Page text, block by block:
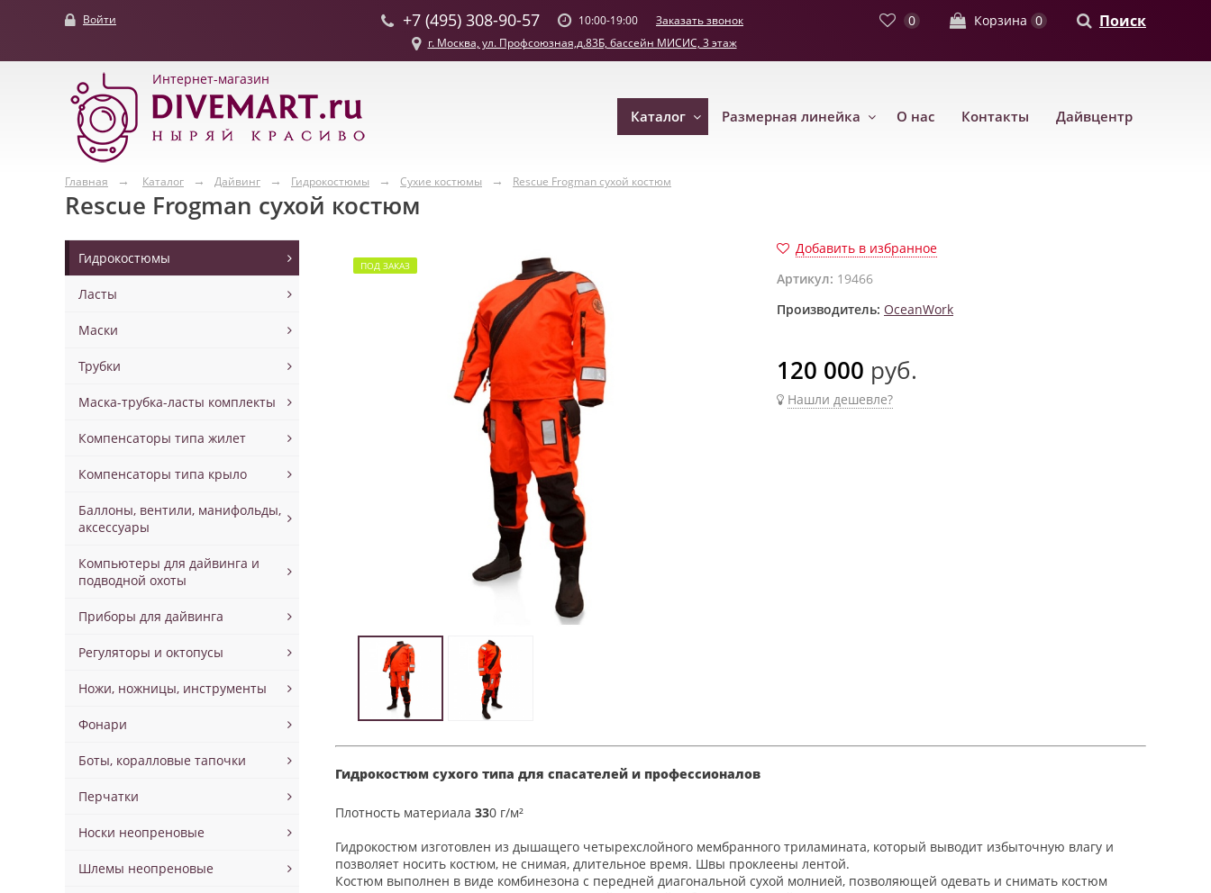
Войти +7 (495) 308-90-57 10:00-19:00 Заказать звонок 0 Корзина 0 Поиск
г. Москва, ул. Профсоюзная,д.83Б, бассейн МИСИС, 3 этаж
Интернет-магазин
Каталог Размерная линейка О нас Контакты Дайвцентр
Главная Каталог Дайвинг Гидрокостюмы Сухие костюмы Rescue Frogman сухой костюм
Rescue Frogman сухой костюм
Гидрокостюмы
Ласты
Маски
Трубки
Маска-трубка-ласты комплекты
Компенсаторы типа жилет
Компенсаторы типа крыло
Баллоны, вентили, манифольды,
аксессуары
Компьютеры для дайвинга и
подводной охоты
Приборы для дайвинга
Регуляторы и октопусы
Ножи, ножницы, инструменты
Фонари
Боты, коралловые тапочки
Перчатки
Носки неопреновые
Шлемы неопреновые
ПОД ЗАКАЗ
Добавить в избранное
Артикул: 19466
Производитель: OceanWork
120 000 руб.
Нашли дешевле?
Гидрокостюм сухого типа для спасателей и профессионалов
Плотность материала 330 г/м²
Гидрокостюм изготовлен из дышащего четырехслойного мембранного триламината, который выводит избыточную влагу и
позволяет носить костюм, не снимая, длительное время. Швы проклеены лентой.
Костюм выполнен в виде комбинезона с передней диагональной сухой молнией, позволяющей одевать и снимать костюм